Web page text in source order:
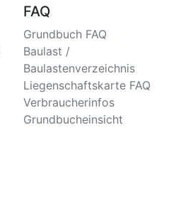
FAQ
Grundbuch FAQ
Baulast /
Baulastenverzeichnis
Liegenschaftskarte FAQ
Verbraucherinfos
Grundbucheinsicht